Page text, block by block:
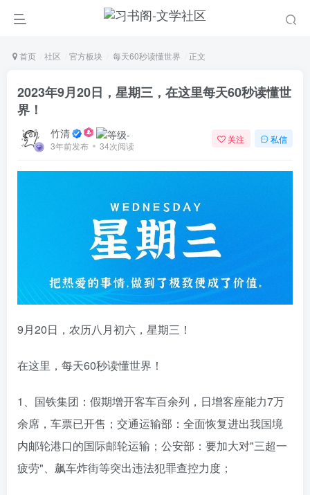
首页 社区 官方板块 每天60秒读懂世界 正文
2023年9月20日，星期三，在这里每天60秒读懂世
界！
竹清
3年前发布 34次阅读
关注 私信
9月20日，农历八月初六，星期三！
在这里，每天60秒读懂世界！
1、国铁集团：假期增开客车百余列，日增客座能力7万
余席，车票已开售；交通运输部：全面恢复进出我国境
内邮轮港口的国际邮轮运输；公安部：要加大对"三超一
疲劳"、飙车炸街等突出违法犯罪查控力度；